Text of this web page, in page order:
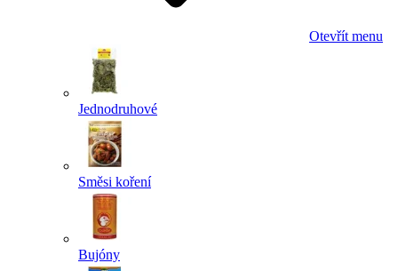
Otevřít menu
Jednodruhové
Směsi koření
Bujóny